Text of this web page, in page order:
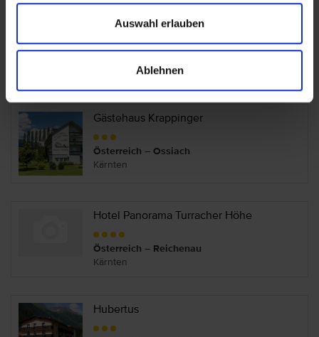
Auswahl erlauben
Ablehnen
Fantur
Österreich – Velden am Wörthersee
Gästehaus Krappinger
Österreich – Ossiach
Kärnten
Hotel Panorama Turracher Höhe
Österreich – Reichenau
Kärnten
Hubertus